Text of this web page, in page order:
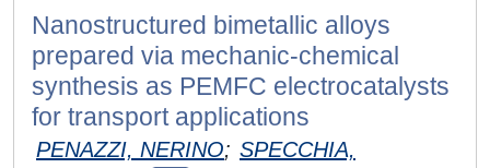
Nanostructured bimetallic alloys
prepared via mechanic-chemical
synthesis as PEMFC electrocatalysts
for transport applications
PENAZZI, NERINO; SPECCHIA,